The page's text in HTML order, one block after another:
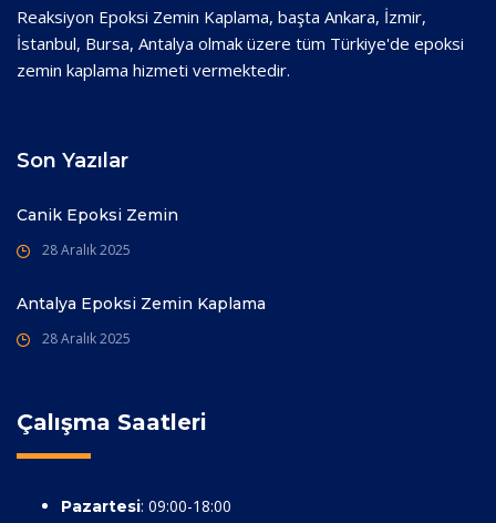
Reaksiyon Epoksi Zemin Kaplama, başta Ankara, İzmir,
İstanbul, Bursa, Antalya olmak üzere tüm Türkiye'de epoksi
zemin kaplama hizmeti vermektedir.
Son Yazılar
Canik Epoksi Zemin
28 Aralık 2025
Antalya Epoksi Zemin Kaplama
28 Aralık 2025
Çalışma Saatleri
Pazartesi: 09:00-18:00